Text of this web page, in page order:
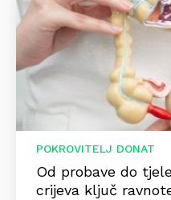
POKROVITELJ DONAT
Od probave do
crijeva ključ